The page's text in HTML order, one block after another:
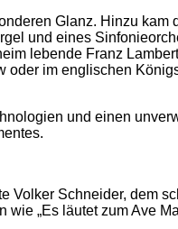
Glanz. Hinzu kam
und eines
lebende Franz
oder im englischen
und einen
Volker Schneider, dem
„Es läutet zum Ave